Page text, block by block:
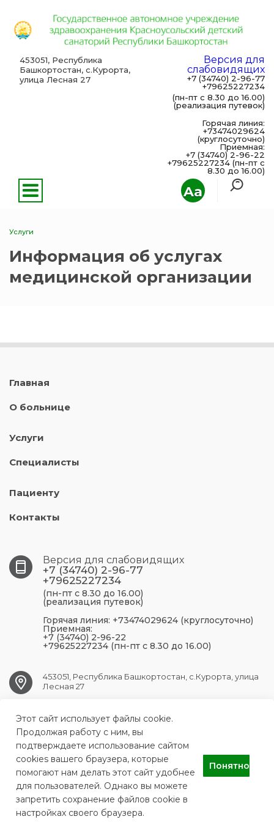
Aa
453051, Республика
Башкортостан, с.Курорта,
улица Лесная 27
Версия для
слабовидящих
+7 (34740) 2-96-77
+79625227234
(пн-пт с 8.30 до 16.00)
(реализация путевок)
Горячая линия:
+73474029624
(круглосуточно)
Приемная:
+7 (34740) 2-96-22
+79625227234 (пн-пт с
8.30 до 16.00)
Услуги
Информация об услугах
медицинской организации
Главная
О больнице
Услуги
Специалисты
Пациенту
Контакты
Версия для слабовидящих
+7 (34740) 2-96-77
+79625227234
(пн-пт с 8.30 до 16.00)
(реализация путевок)
Горячая линия: +73474029624 (круглосуточно)
Приемная:
+7 (34740) 2-96-22
+79625227234 (пн-пт с 8.30 до 16.00)
453051, Республика Башкортостан, с.Курорта, улица
Лесная 27
krasnousolsk.ds@doctorrb.ru
ГАУЗ Красноусольский детский санаторий
Этот сайт использует файлы cookie.
Продолжая работу с ним, вы
подтверждаете использование сайтом
cookies вашего браузера, которые
помогают нам делать этот сайт удобнее
для пользователей. Однако вы можете
запретить сохранение файлов cookie в
настройках своего браузера.
Понятно